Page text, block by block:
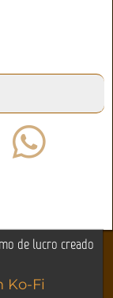
de lucro creado
Ko-Fi